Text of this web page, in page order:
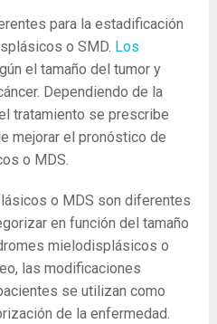
para la estadificación
o SMD. Los
el tamaño del tumor y
Dependiendo de la
tratamiento se prescribe
mejorar el pronóstico de
o MDS.
o MDS son diferentes
en función del tamaño
mielodisplásicos o
las modificaciones
se utilizan como
de la enfermedad.